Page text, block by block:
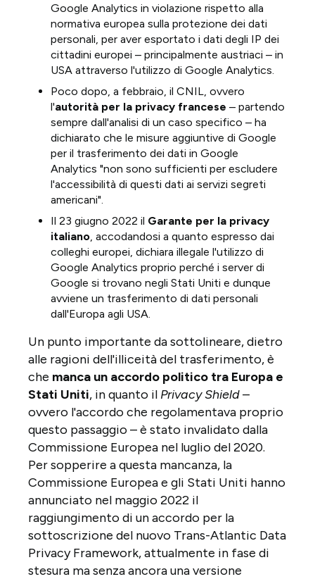
Google Analytics in violazione rispetto alla
normativa europea sulla protezione dei dati
personali, per aver esportato i dati degli IP dei
cittadini europei – principalmente austriaci – in
USA attraverso l'utilizzo di Google Analytics.
Poco dopo, a febbraio, il CNIL, ovvero
l'autorità per la privacy francese – partendo
sempre dall'analisi di un caso specifico – ha
dichiarato che le misure aggiuntive di Google
per il trasferimento dei dati in Google
Analytics "non sono sufficienti per escludere
l'accessibilità di questi dati ai servizi segreti
americani".
Il 23 giugno 2022 il Garante per la privacy
italiano , accodandosi a quanto espresso dai
colleghi europei, dichiara illegale l'utilizzo di
Google Analytics proprio perché i server di
Google si trovano negli Stati Uniti e dunque
avviene un trasferimento di dati personali
dall'Europa agli USA.
Un punto importante da sottolineare, dietro
alle ragioni dell'illiceità del trasferimento, è
che manca un accordo politico tra Europa e
Stati Uniti, in quanto il Privacy Shield–
ovvero l'accordo che regolamentava proprio
questo passaggio – è stato invalidato dalla
Commissione Europea nel luglio del 2020.
Per sopperire a questa mancanza, la
Commissione Europea e gli Stati Uniti hanno
annunciato nel maggio 2022 il
raggiungimento di un accordo per la
sottoscrizione del nuovo Trans-Atlantic Data
Privacy Framework, attualmente in fase di
stesura ma senza ancora una versione